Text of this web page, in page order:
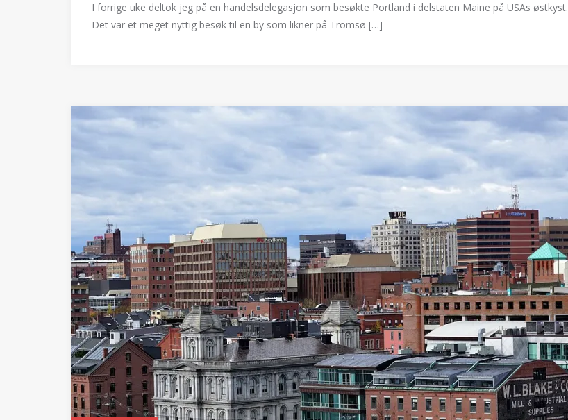
I forrige uke deltok jeg på en handelsdelegasjon som besøkte Portland i delstaten Maine på USAs østkyst.
Det var et meget nyttig besøk til en by som likner på Tromsø […]